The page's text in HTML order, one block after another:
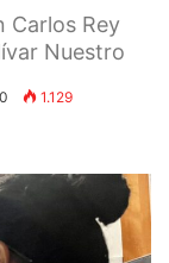
Carlos Rey
Nuestro
0 1.129